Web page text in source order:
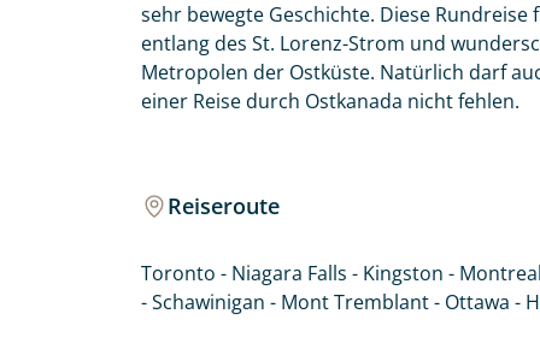
sehr bewegte Geschichte. Diese
entlang des St. Lorenz-Strom und
Metropolen der Ostküste. Natürlich darf
einer Reise durch Ostkanada nicht fehlen.
Reiseroute
Toronto - Niagara Falls - Kingston -
- Schawinigan - Mont Tremblant - Ottawa -